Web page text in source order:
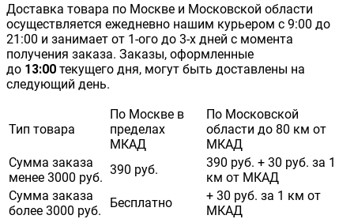
Доставка товара по Москве и Московской области
осуществляется ежедневно нашим курьером с 9:00 до
21:00 и занимает от 1-ого до 3-х дней с момента
получения заказа. Заказы, оформленные
до 13:00 текущего дня, могут быть доставлены на
следующий день.
Тип товара
По Москве в
пределах
МКАД
По Московской
области до 80 км от
МКАД
Сумма заказа
менее 3000 руб.
390 руб.
390 руб. + 30 руб. за 1
км от МКАД
Сумма заказа
более 3000 руб.
Бесплатно
+ 30 руб. за 1 км от
МКАД